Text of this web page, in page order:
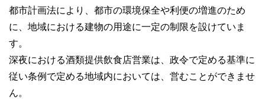
都市計画法により、都市の環境保全や利便の増進のため
に、地域における建物の用途に一定の制限を設けていま
す。
深夜における酒類提供飲食店営業は、政令で定める基準に
従い条例で定める地域内においては、営むことができませ
ん。